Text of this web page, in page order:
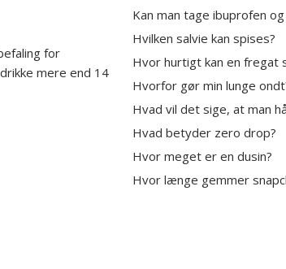
for
mere end 14
Kan man tage ibuprofen
Hvilken salvie kan spises?
Hvor hurtigt kan en fregat
Hvorfor gør min lunge
Hvad vil det sige, at man
Hvad betyder zero drop?
Hvor meget er en dusin?
Hvor længe gemmer